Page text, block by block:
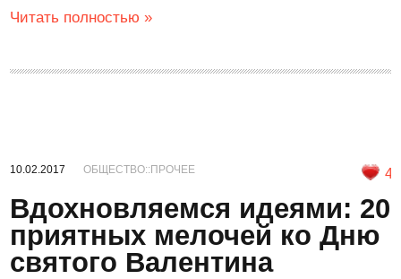
Читать полностью »
10.02.2017 ОБЩЕСТВО::ПРОЧЕЕ 4
Вдохновляемся идеями: 20
приятных мелочей ко Дню
святого Валентина